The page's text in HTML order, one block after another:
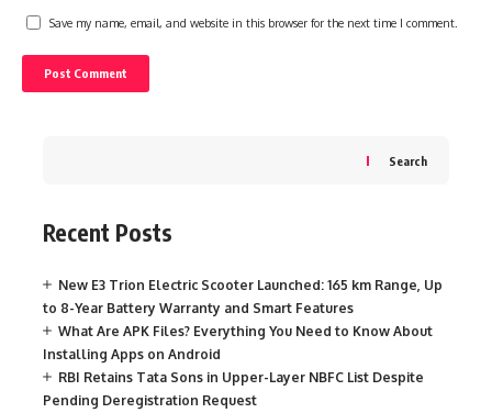
Save my name, email, and website in this browser for the next time I comment.
Search
Recent Posts
New E3 Trion Electric Scooter Launched: 165 km Range, Up
to 8-Year Battery Warranty and Smart Features
What Are APK Files? Everything You Need to Know About
Installing Apps on Android
RBI Retains Tata Sons in Upper-Layer NBFC List Despite
Pending Deregistration Request